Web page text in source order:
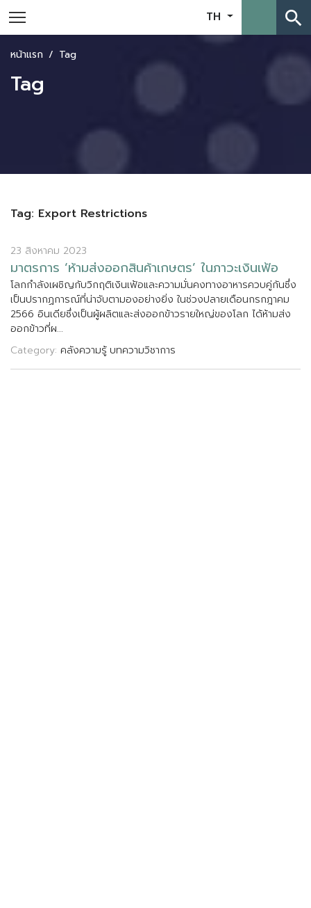
TH search
หน้าแรก Tag
Tag
Tag: Export Restrictions
23 สิงหาคม 2023
มาตรการ ‘หามสงออกสนคาเกษตร’ ในภาวะเงนเฟอ
โลกกลงเผชญกบวกฤตเงนเฟอและความมนคงทางอาหารควบคกนซง
เปนปรากฏการณทนาจบตามองอยางยง ในชวงปลายเดอนกรกฎาคม
2566 อนเดยซงเปนผผลตและสงออกขาวรายใหญของโลก ไดหามสง
ออกขาวทผ...
Category: คลังความรู้บทความวิชาการ